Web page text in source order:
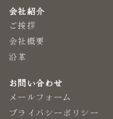
会社紹介
ご挨拶
会社概要
沿革
お問い合わせ
メールフォーム
プライバシーポリシー